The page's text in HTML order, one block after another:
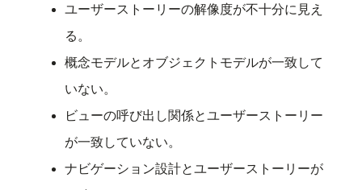
ユーザーストーリーの解像度が不十分に見え
る。
概念モデルとオブジェクトモデルが一致して
いない。
ビューの呼び出し関係とユーザーストーリー
が一致していない。
ナビゲーション設計とユーザーストーリーが